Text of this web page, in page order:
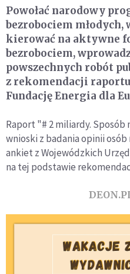
Powołać narodowy
bezrobociem młodych,
kierować na aktywne
bezrobociem,
powszechnych robót
z rekomendacji
Fundację Energia dla
Raport "# 2 miliardy.
wnioski z badania opinii
ankiet z Wojewódzkich
na tej podstawie